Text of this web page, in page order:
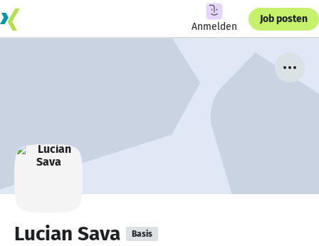
Anmelden
Job posten
Lucian Sava Basis